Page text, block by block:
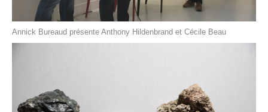
Annick Bureaud présente Anthony Hildenbrand et Cécile Beau